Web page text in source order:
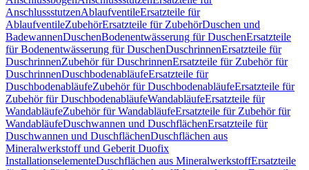
AnschlussstutzenAblaufventileErsatzteile für
AblaufventileZubehörErsatzteile für ZubehörDuschen und
BadewannenDuschenBodenentwässerung für DuschenErsatzteile
für Bodenentwässerung für DuschenDuschrinnenErsatzteile für
DuschrinnenZubehör für DuschrinnenErsatzteile für Zubehör für
DuschrinnenDuschbodenabläufeErsatzteile für
DuschbodenabläufeZubehör für DuschbodenabläufeErsatzteile für
Zubehör für DuschbodenabläufeWandabläufeErsatzteile für
WandabläufeZubehör für WandabläufeErsatzteile für Zubehör für
WandabläufeDuschwannen und DuschflächenErsatzteile für
Duschwannen und DuschflächenDuschflächen aus
Mineralwerkstoff und Geberit Duofix
InstallationselementeDuschflächen aus MineralwerkstoffErsatzteile